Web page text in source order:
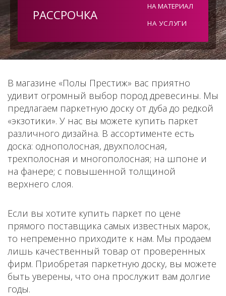
РАССРОЧКА
НА МАТЕРИАЛ
НА УСЛУГИ
В магазине «Полы Престиж» вас приятно
удивит огромный выбор пород древесины. Мы
предлагаем паркетную доску от дуба до редкой
«экзотики». У нас вы можете купить паркет
различного дизайна. В ассортименте есть
доска: однополосная, двухполосная,
трехполосная и многополосная; на шпоне и
на фанере; с повышенной толщиной
верхнего слоя.
Если вы хотите купить паркет по цене
прямого поставщика самых известных марок,
то непременно приходите к нам. Мы продаем
лишь качественный товар от проверенных
фирм. Приобретая паркетную доску, вы можете
быть уверены, что она прослужит вам долгие
годы.